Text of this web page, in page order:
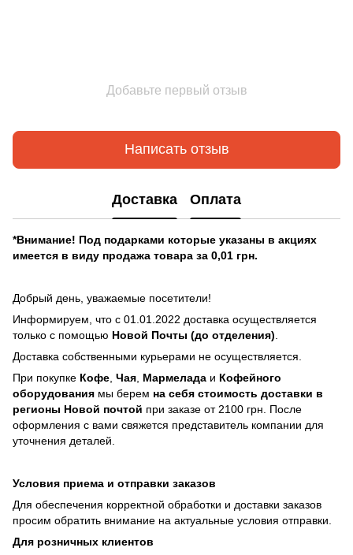
Добавьте первый отзыв
Написать отзыв
Доставка Оплата
*Внимание! Под подарками которые указаны в акциях
имеется в виду продажа товара за 0,01 грн.
Добрый день, уважаемые посетители!
Информируем, что с 01.01.2022 доставка осуществляется
только с помощью Новой Почты (до отделения)
Доставка собственными курьерами не осуществляется.
При покупке Кофе Чая Мармелада и Кофейного
оборудования мы берем на себя стоимость доставки в
регионы Новой почтой при заказе от 2100 грн. После
оформления с вами свяжется представитель компании для
уточнения деталей.
Условия приема и отправки заказов
Для обеспечения корректной обработки и доставки заказов
просим обратить внимание на актуальные условия отправки.
Для розничных клиентов